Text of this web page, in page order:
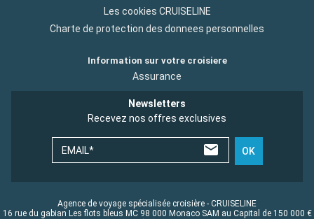
Les cookies CRUISELINE
Charte de protection des donnees personnelles
Information sur votre croisiere
Assurance
Newsletters
Recevez nos offres exclusives
EMAIL* OK
Agence de voyage spécialisée croisière - CRUISELINE
16 rue du gabian Les flots bleus MC 98 000 Monaco SAM au Capital de 150 000 €